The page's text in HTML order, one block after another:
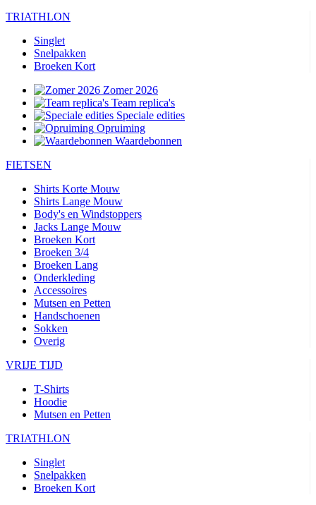
TRIATHLON
Singlet
Snelpakken
Broeken Kort
Zomer 2026
Team replica's
Speciale edities
Opruiming
Waardebonnen
FIETSEN
Shirts Korte Mouw
Shirts Lange Mouw
Body's en Windstoppers
Jacks Lange Mouw
Broeken Kort
Broeken 3/4
Broeken Lang
Onderkleding
Accessoires
Mutsen en Petten
Handschoenen
Sokken
Overig
VRIJE TIJD
T-Shirts
Hoodie
Mutsen en Petten
TRIATHLON
Singlet
Snelpakken
Broeken Kort